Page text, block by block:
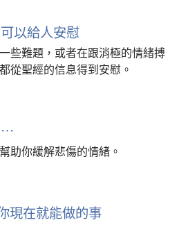
以給人安慰
些難題，或者在跟消極的情緒搏
從聖經的信息得到安慰。
助你緩解悲傷的情緒。
現在就能做的事